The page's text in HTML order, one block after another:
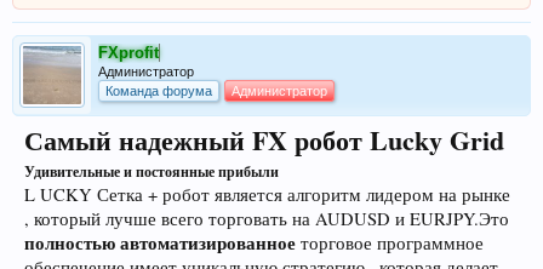
FXprofit
Администратор
Команда форума
Администратор
Самый надежный FX робот Lucky Grid
Удивительные и постоянные прибыли
L UCKY Сетка + робот является алгоритм лидером на рынке
, который лучше всего торговать на AUDUSD и EURJPY.Это
полностью автоматизированное торговое программное